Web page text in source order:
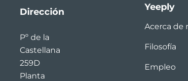
Dirección
Pº de la
Castellana
259D
Planta
Yeeply
Acerca de
Filosofía
Empleo